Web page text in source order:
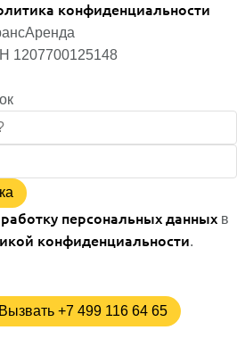
конфиденциальности
1207700125148
персональных данных в
конфиденциальности.
Вызвать +7 499 116 64 65